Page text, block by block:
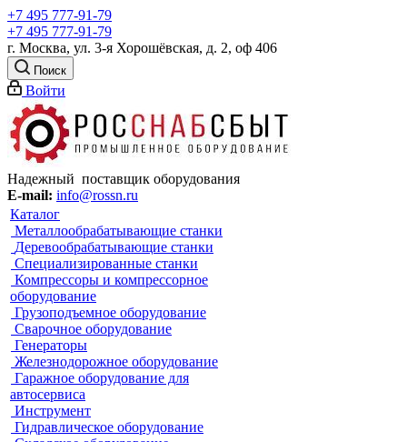
+7 495 777-91-79
+7 495 777-91-79
г. Москва, ул. 3-я Хорошёвская, д. 2, оф 406
Поиск
Войти
Надежный поставщик оборудования
E-mail: info@rossn.ru
Каталог
Металлообрабатывающие станки
Деревообрабатывающие станки
Специализированные станки
Компрессоры и компрессорное
оборудование
Грузоподъемное оборудование
Сварочное оборудование
Генераторы
Железнодорожное оборудование
Гаражное оборудование для
автосервиса
Инструмент
Гидравлическое оборудование